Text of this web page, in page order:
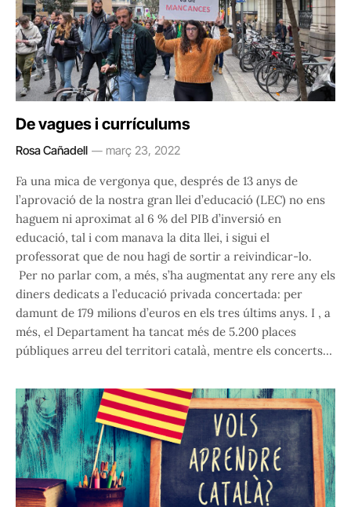
De vagues i currículums
Rosa Cañadell març 23, 2022
Fa una mica de vergonya que, després de 13 anys de
l’aprovació de la nostra gran llei d’educació (LEC) no ens
haguem ni aproximat al 6 % del PIB d’inversió en
educació, tal i com manava la dita llei, i sigui el
professorat que de nou hagi de sortir a reivindicar-lo.
Per no parlar com, a més, s’ha augmentat any rere any els
diners dedicats a l’educació privada concertada: per
damunt de 179 milions d’euros en els tres últims anys. I , a
més, el Departament ha tancat més de 5.200 places
públiques arreu del territori català, mentre els concerts…